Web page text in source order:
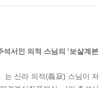
서인 의적 스님의 ‘보살계
는 신라 의적(義寂) 스님이